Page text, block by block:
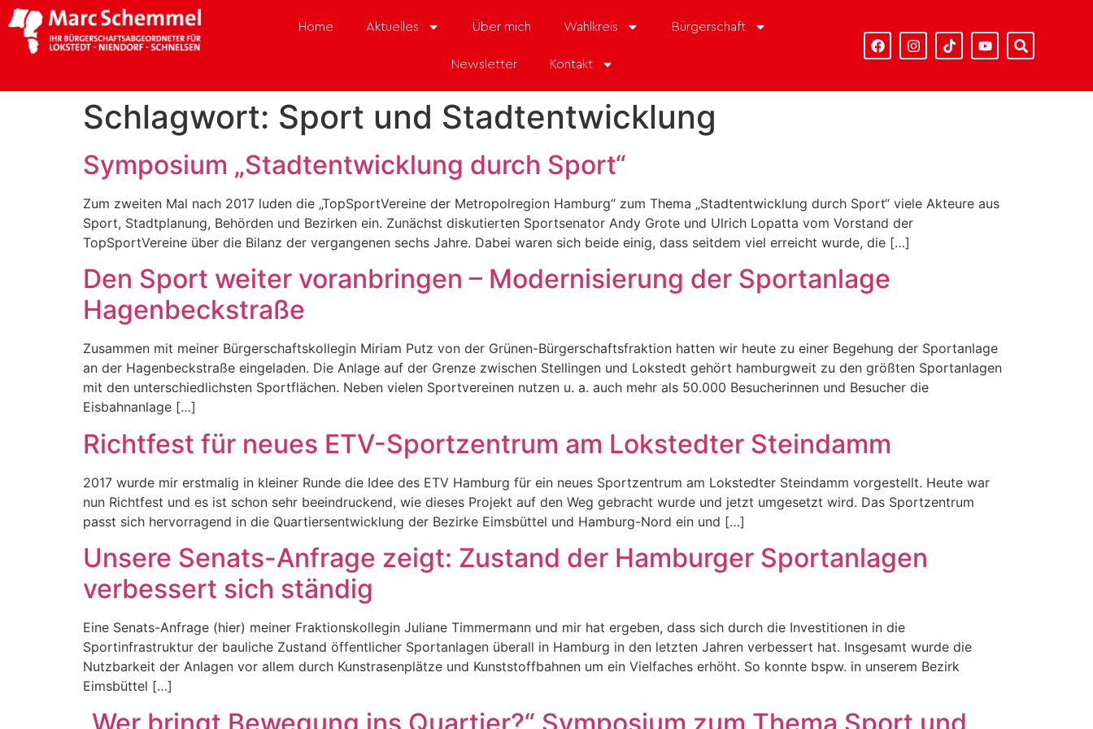
Home Aktuelles Über mich Wahlkreis Bürgerschaft
Newsletter Kontakt
Schlagwort: Sport und Stadtentwicklung
Symposium „Stadtentwicklung durch Sport“
Zum zweiten Mal nach 2017 luden die „TopSportVereine der Metropolregion Hamburg“ zum Thema „Stadtentwicklung durch Sport“ viele Akteure aus
Sport, Stadtplanung, Behörden und Bezirken ein. Zunächst diskutierten Sportsenator Andy Grote und Ulrich Lopatta vom Vorstand der
TopSportVereine über die Bilanz der vergangenen sechs Jahre. Dabei waren sich beide einig, dass seitdem viel erreicht wurde, die […]
Den Sport weiter voranbringen – Modernisierung der Sportanlage
Hagenbeckstraße
Zusammen mit meiner Bürgerschaftskollegin Miriam Putz von der Grünen-Bürgerschaftsfraktion hatten wir heute zu einer Begehung der Sportanlage
an der Hagenbeckstraße eingeladen. Die Anlage auf der Grenze zwischen Stellingen und Lokstedt gehört hamburgweit zu den größten Sportanlagen
mit den unterschiedlichsten Sportflächen. Neben vielen Sportvereinen nutzen u. a. auch mehr als 50.000 Besucherinnen und Besucher die
Eisbahnanlage […]
Richtfest für neues ETV-Sportzentrum am Lokstedter Steindamm
2017 wurde mir erstmalig in kleiner Runde die Idee des ETV Hamburg für ein neues Sportzentrum am Lokstedter Steindamm vorgestellt. Heute war
nun Richtfest und es ist schon sehr beeindruckend, wie dieses Projekt auf den Weg gebracht wurde und jetzt umgesetzt wird. Das Sportzentrum
passt sich hervorragend in die Quartiersentwicklung der Bezirke Eimsbüttel und Hamburg-Nord ein und […]
Unsere Senats-Anfrage zeigt: Zustand der Hamburger Sportanlagen
verbessert sich ständig
Eine Senats-Anfrage (hier) meiner Fraktionskollegin Juliane Timmermann und mir hat ergeben, dass sich durch die Investitionen in die
Sportinfrastruktur der bauliche Zustand öffentlicher Sportanlagen überall in Hamburg in den letzten Jahren verbessert hat. Insgesamt wurde die
Nutzbarkeit der Anlagen vor allem durch Kunstrasenplätze und Kunststoffbahnen um ein Vielfaches erhöht. So konnte bspw. in unserem Bezirk
Eimsbüttel […]
„Wer bringt Bewegung ins Quartier?“ Symposium zum Thema Sport und